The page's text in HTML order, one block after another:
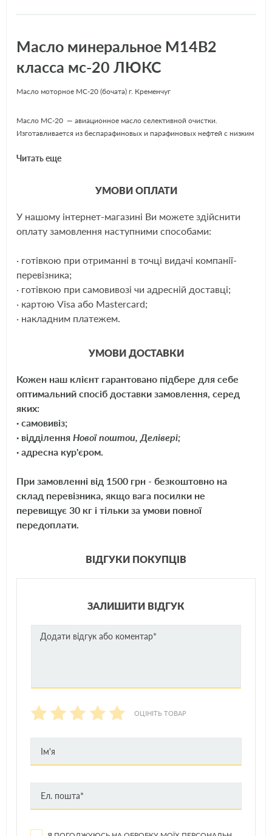
Масло минеральное М14В2
класса мс-20 ЛЮКС
Масло моторное МС-20 (бочата) г. Кременчуг
Масло МС-20 — авиационное масло селективной очистки.
Изготавливается из беспарафиновых и парафиновых нефтей с низким
хорошими смазывающими свойствами и температурой вспышки
(бочата):
высоких температур и давлений, а также для смазывания
мотокомпрессоров газо-перекачивающих агрегатов.
Применяется в составе масло-смесей в различных соотношениях с
маслами МС-8, МС-8п, а также может использоваться для некоторых
смазочной и антиокислительной способностью, не агрессивно к
конструкционным материалам двигателя, хорошо сохраняет
ЩЕ
Читать еще
УМОВИ ОПЛАТИ
У нашому інтернет-магазині Ви можете здійснити
оплату замовлення наступними способами:
· готівкою при отриманні в точці видачі компанії-
перевізника;
· готівкою при самовивозі чи адресній доставці;
· картою Visa або Mastercard;
· накладним платежем.
УМОВИ ДОСТАВКИ
Кожен наш клієнт гарантовано підбере для себе
оптимальний спосіб доставки замовлення, серед
яких:
· самовивіз;
· відділення Нової поштои, Делівері;
· адресна кур'єром.
При замовленні від 1500 грн - безкоштовно на
склад перевізника, якщо вага посилки не
перевищує 30 кг і тільки за умови повної
передоплати.
ВІДГУКИ ПОКУПЦІВ
ЗАЛИШИТИ ВІДГУК
ОЦІНІТЬ ТОВАР